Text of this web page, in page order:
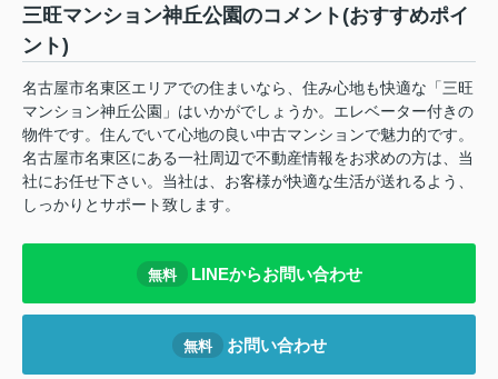
三旺マンション神丘公園のコメント(おすすめポイ
ント)
名古屋市名東区エリアでの住まいなら、住み心地も快適な「三旺
マンション神丘公園」はいかがでしょうか。エレベーター付きの
物件です。住んでいて心地の良い中古マンションで魅力的です。
名古屋市名東区にある一社周辺で不動産情報をお求めの方は、当
社にお任せ下さい。当社は、お客様が快適な生活が送れるよう、
しっかりとサポート致します。
無料 LINEからお問い合わせ
無料 お問い合わせ